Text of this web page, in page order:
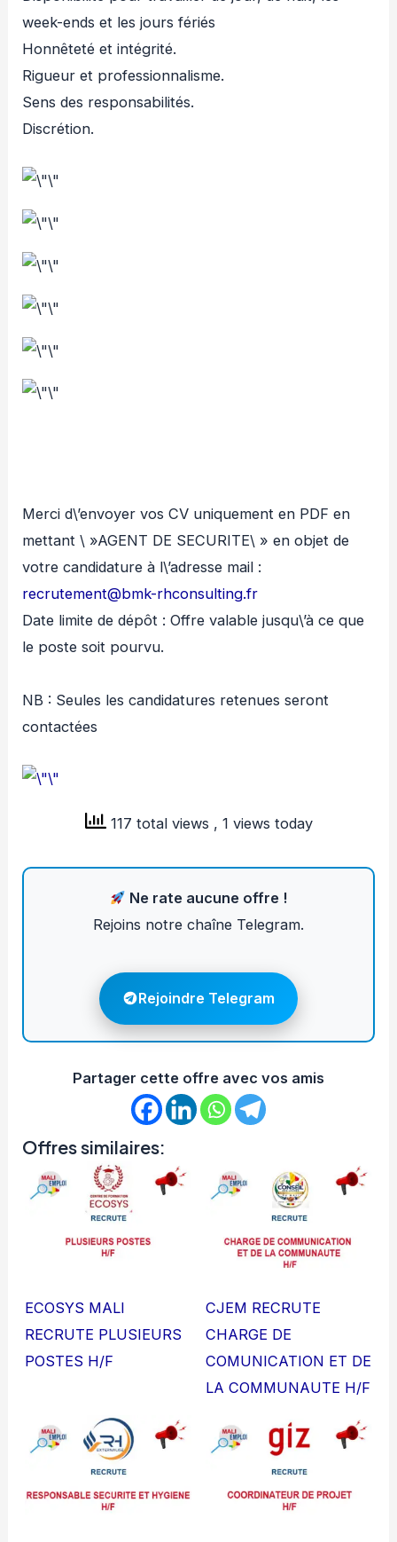
week-ends et les jours fériés
Honnêteté et intégrité.
Rigueur et professionnalisme.
Sens des responsabilités.
Discrétion.
Merci d\’envoyer vos CV uniquement en PDF en
mettant \ »AGENT DE SECURITE\ » en objet de
votre candidature à l\’adresse mail :
recrutement@bmk-rhconsulting.fr
Date limite de dépôt : Offre valable jusqu\’à ce que
le poste soit pourvu.
NB : Seules les candidatures retenues seront
contactées
117 total views , 1 views today
Ne rate aucune offre !
Rejoins notre chaîne Telegram.
Rejoindre Telegram
Partager cette offre avec vos amis
Offres similaires:
ECOSYS MALI
RECRUTE PLUSIEURS
POSTES H/F
CJEM RECRUTE
CHARGE DE
COMUNICATION ET DE
LA COMMUNAUTE H/F